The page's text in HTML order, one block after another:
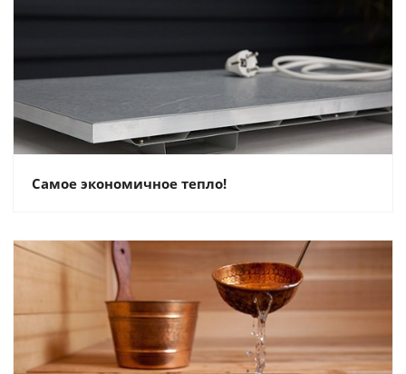
Самое экономичное тепло!